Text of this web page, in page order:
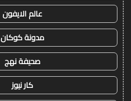
عالم الايفون
مدونة كوكان
صحيفة نهج
كار نيوز